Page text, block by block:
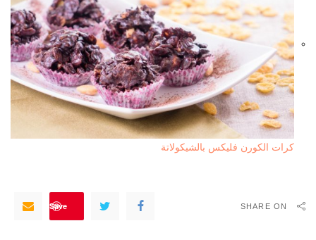
كرات الكورن فليكس بالشيكولاتة
SHARE ON
Save